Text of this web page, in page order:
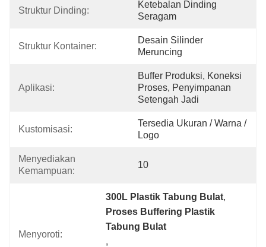
Struktur Dinding:
Ketebalan Dinding
Seragam
Struktur Kontainer:
Desain Silinder
Meruncing
Aplikasi:
Buffer Produksi, Koneksi
Proses, Penyimpanan
Setengah Jadi
Kustomisasi:
Tersedia Ukuran / Warna /
Logo
Menyediakan
Kemampuan:
10
Menyoroti:
300L Plastik Tabung Bulat,
Proses Buffering Plastik
Tabung Bulat
,